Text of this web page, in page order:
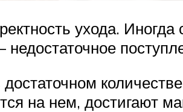
ухода.
на нем, достигают